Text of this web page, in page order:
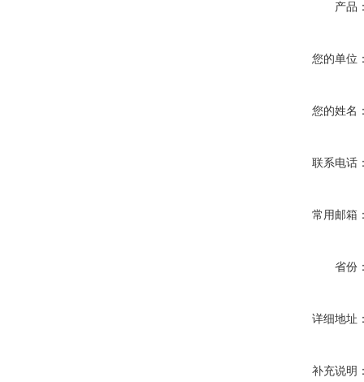
产品
您的单位
您的姓名
联系电话
常用邮箱
省份
详细地址
补充说明